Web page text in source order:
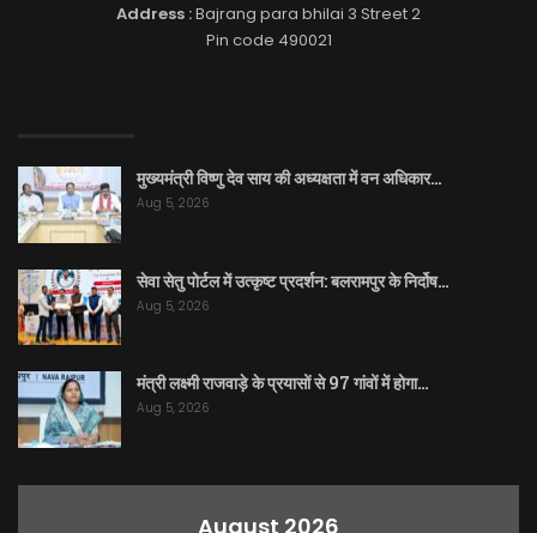
Address :Bajrang para bhilai 3 Street 2
Pin code 490021
मुख्यमंत्री विष्णु देव साय की अध्यक्षता में वन अधिकार…
Aug 5, 2026
सेवा सेतु पोर्टल में उत्कृष्ट प्रदर्शन: बलरामपुर के निर्दोष…
Aug 5, 2026
मंत्री लक्ष्मी राजवाड़े के प्रयासों से 97 गांवों में होगा…
Aug 5, 2026
August 2026